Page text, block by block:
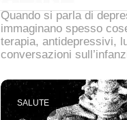
Quando si parla di
immaginano spesso
terapia, antidepressivi,
conversazioni
SALUTE